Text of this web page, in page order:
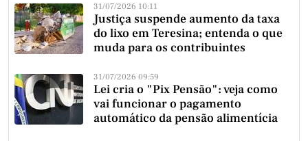
31/07/2026 10:11
Justiça suspende aumento da taxa
do lixo em Teresina; entenda o que
muda para os contribuintes
31/07/2026 09:59
Lei cria o "Pix Pensão": veja como
vai funcionar o pagamento
automático da pensão alimentícia